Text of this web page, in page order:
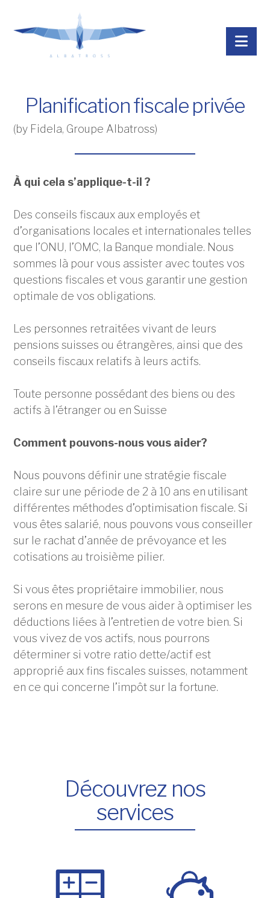
Planification fiscale privée
(by Fidela, Groupe Albatross)
À qui cela s’applique-t-il ?
Des conseils fiscaux aux employés et
d’organisations locales et internationales telles
que l’ONU, l’OMC, la Banque mondiale. Nous
sommes là pour vous assister avec toutes vos
questions fiscales et vous garantir une gestion
optimale de vos obligations.
Les personnes retraitées vivant de leurs
pensions suisses ou étrangères, ainsi que des
conseils fiscaux relatifs à leurs actifs.
Toute personne possédant des biens ou des
actifs à l’étranger ou en Suisse
Comment pouvons-nous vous aider?
Nous pouvons définir une stratégie fiscale
claire sur une période de 2 à 10 ans en utilisant
différentes méthodes d’optimisation fiscale. Si
vous êtes salarié, nous pouvons vous conseiller
sur le rachat d’année de prévoyance et les
cotisations au troisième pilier.
Si vous êtes propriétaire immobilier, nous
serons en mesure de vous aider à optimiser les
déductions liées à l’entretien de votre bien. Si
vous vivez de vos actifs, nous pourrons
déterminer si votre ratio dette/actif est
approprié aux fins fiscales suisses, notamment
en ce qui concerne l’impôt sur la fortune.
Découvrez nos
services